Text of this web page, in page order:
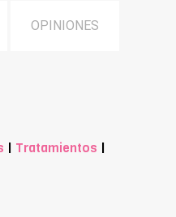
OPINIONES
| Tratamientos |